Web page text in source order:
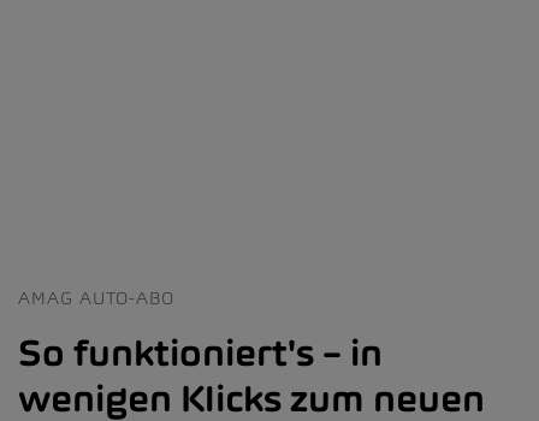
AMAG AUTO-ABO
So funktioniert's – in
wenigen Klicks zum neuen